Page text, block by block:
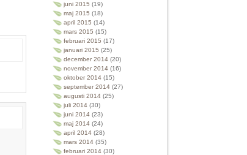
juni 2015 (19)
maj 2015 (18)
april 2015 (14)
mars 2015 (15)
februari 2015 (17)
januari 2015 (25)
december 2014 (20)
november 2014 (16)
oktober 2014 (15)
september 2014 (27)
augusti 2014 (25)
juli 2014 (30)
juni 2014 (23)
maj 2014 (24)
april 2014 (28)
mars 2014 (35)
februari 2014 (30)